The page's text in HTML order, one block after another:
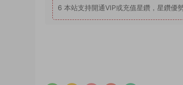
6 本站支持開通VIP或充值星鑽，星鑽優